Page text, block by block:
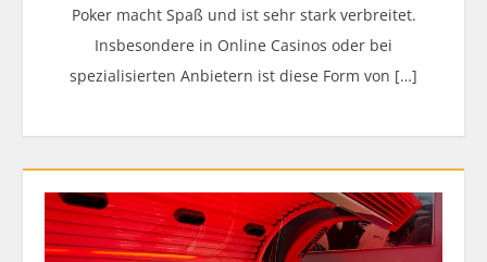
Poker macht Spaß und ist sehr stark verbreitet.
Insbesondere in Online Casinos oder bei
spezialisierten Anbietern ist diese Form von […]